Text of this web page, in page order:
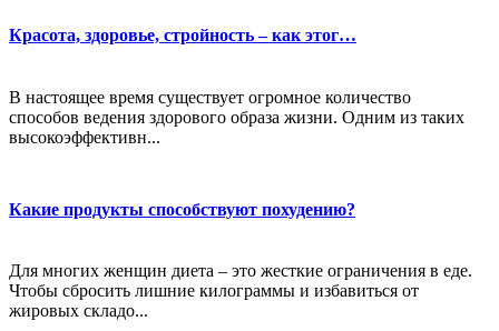
Красота, здоровье, стройность – как этог…
В настоящее время существует огромное количество
способов ведения здорового образа жизни. Одним из таких
высокоэффективн...
Какие продукты способствуют похудению?
Для многих женщин диета – это жесткие ограничения в еде.
Чтобы сбросить лишние килограммы и избавиться от
жировых складо...